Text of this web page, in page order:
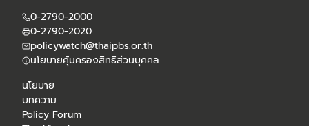
0-2790-2000
0-2790-2020
policywatch@thaipbs.or.th
นโยบายคุ้มครองสิทธิส่วนบุคคล
นโยบาย
บทความ
Policy Forum